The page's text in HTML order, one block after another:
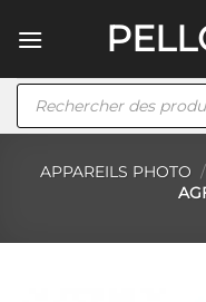
au
Recherche
APPAREILS PHOTO /